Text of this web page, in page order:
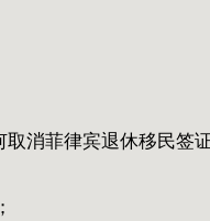
消菲律宾退休移民签